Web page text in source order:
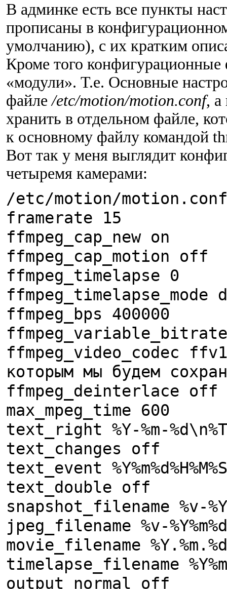
В админке есть все пункты
прописаны в
умолчанию), с их кратким
Кроме того конфигурационные
«модули». Т.е. Основные
файле/etc/motion/motion.conf, а
хранить в отдельном файле,
к основному файлу командой
Вот так у меня выглядит
четыремя камерами:
/etc/motion/
framerate 15
ffmpeg_cap_new on
ffmpeg_cap_motion off
ffmpeg_timelapse 0
ffmpeg_timelapse_mode
ffmpeg_bps 400000
ffmpeg_video_codec
которым мы будем
ffmpeg_deinterlace off
max_mpeg_time 600
text_right %Y-%m-%d\n%T
text_changes off
text_event %Y%m%d%H%M%S
text_double off
snapshot_filename %v-
jpeg_filename %v-
movie_filename
timelapse_filename
output_normal off